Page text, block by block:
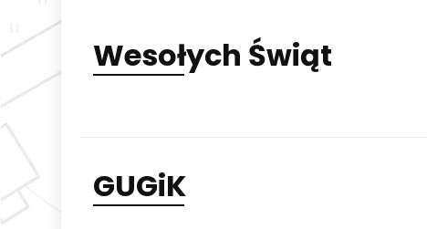
Wesołych Świąt
GUGiK